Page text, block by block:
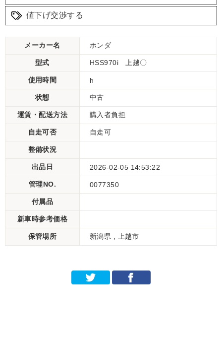
値下げ交渉する
メーカー名 ホンダ
型式 HSS970i 上越〇
使用時間 h
状態 中古
運賃・配送方法 購入者負担
自走可否 自走可
整備状況
出品日 2026-02-05 14:53:22
管理NO. 0077350
付属品
新車時参考価格
保管場所 新潟県 , 上越市